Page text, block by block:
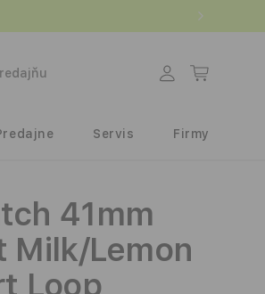
Prihlásiť
Košík
Servis Firmy
41mm
Milk/Lemon
Loop